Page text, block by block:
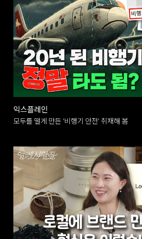
익스플레인
모두를 떨게 만든 ‘비행기 안전’ 취재해 봄